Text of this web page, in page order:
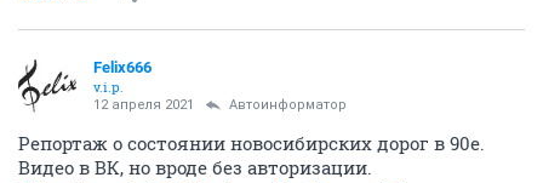
Felix666
v.i.p.
12 апреля 2021 Автоинформатор
Репортаж о состоянии новосибирских дорог в 90е.
Видео в ВК, но вроде без авторизации.